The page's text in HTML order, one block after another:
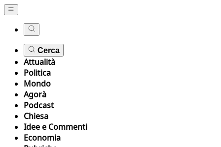
Cerca
Attualità
Politica
Mondo
Agorà
Podcast
Chiesa
Idee e Commenti
Economia